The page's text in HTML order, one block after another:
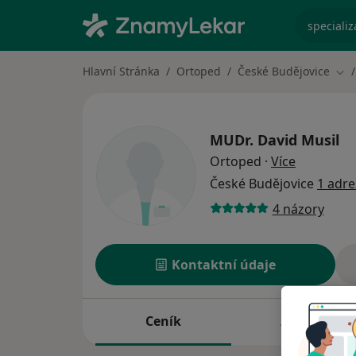
Hlavní Stránka Ortoped České Budějovice
MUDr. David Musil
Ortoped · Více
České Budějovice 1
4 názory
Kontaktní údaje
Ceník Adresy